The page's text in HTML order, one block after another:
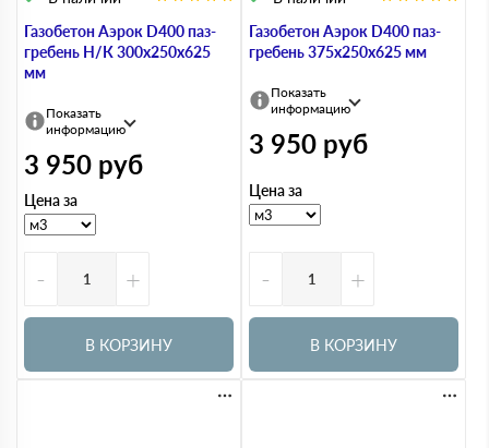
Газобетон Аэрок D400 паз-
гребень Н/К 300х250х625
мм
Показать
информацию
3 950 руб
Цена за
- +
В КОРЗИНУ
Газобетон Аэрок D400 паз-
гребень 375х250х625 мм
Показать
информацию
3 950 руб
Цена за
- +
В КОРЗИНУ